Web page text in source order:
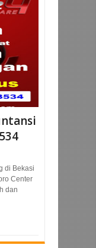
di Bekasi
Center
dan